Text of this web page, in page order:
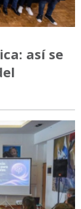
así se